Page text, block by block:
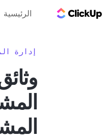
الرئيسية
إدارة